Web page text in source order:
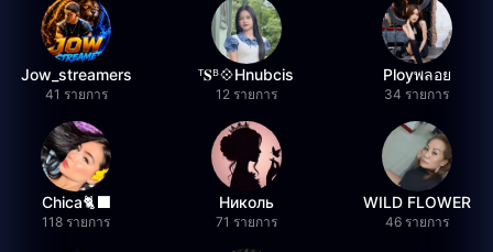
Jow_streamers
41 รายการ
ᵀ𝐒ᴮ💠Hnubcis
12 รายการ
Ployพลอย
34 รายการ
Chica🐈‍⬛
118 รายการ
Николь
71 รายการ
WILD FLOWER
46 รายการ